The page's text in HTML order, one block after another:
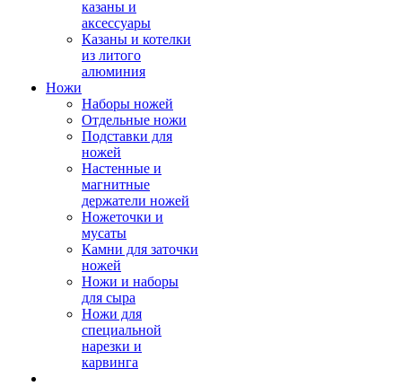
казаны и
аксессуары
Казаны и котелки
из литого
алюминия
Ножи
Наборы ножей
Отдельные ножи
Подставки для
ножей
Настенные и
магнитные
держатели ножей
Ножеточки и
мусаты
Камни для заточки
ножей
Ножи и наборы
для сыра
Ножи для
специальной
нарезки и
карвинга